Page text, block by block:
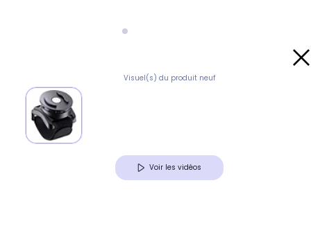
Visuel(s) du produit neuf
Voir les vidéos